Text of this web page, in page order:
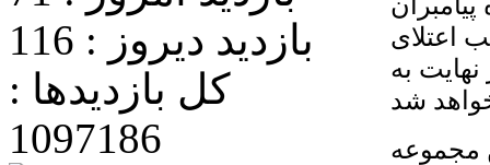
اعتلای
به
مجموعه
بازدید دیروز : 116
کل بازدیدها :
1097186